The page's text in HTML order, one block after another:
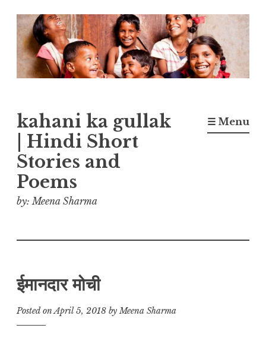
Skip
to
content
kahani ka gullak
| Hindi Short
Stories and
Poems
by: Meena Sharma
☰ Menu
ईमानदार मोची
Posted onApril 5, 2018 byMeena Sharma